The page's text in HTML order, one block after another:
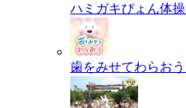
ハミガキぴょん体操
歯をみせてわらおう